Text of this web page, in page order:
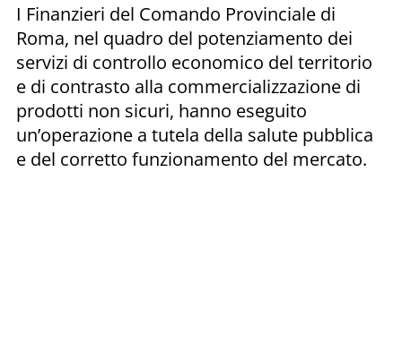
I Finanzieri del Comando Provinciale di
Roma, nel quadro del potenziamento dei
servizi di controllo economico del territorio
e di contrasto alla commercializzazione di
prodotti non sicuri, hanno eseguito
un’operazione a tutela della salute pubblica
e del corretto funzionamento del mercato.